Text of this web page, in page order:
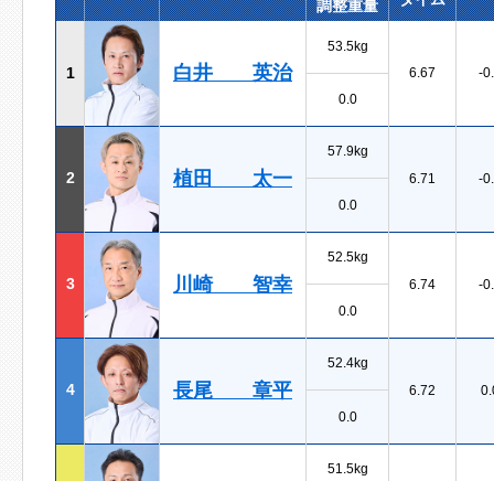
調整重量
1 白井 英治
53.5kg
6.67
-
0.0
2 植田 太一
57.9kg
6.71
-
0.0
3 川崎 智幸
52.5kg
6.74
-
0.0
4 長尾 章平
52.4kg
6.72
0.0
51.5kg